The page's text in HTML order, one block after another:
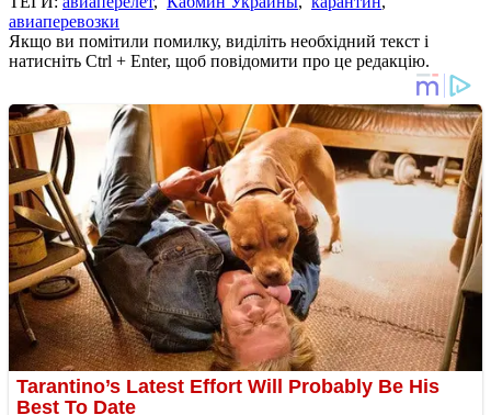
авиаперевозки
Якщо ви помітили помилку, виділіть необхідний текст і
натисніть Ctrl + Enter, щоб повідомити про це редакцію.